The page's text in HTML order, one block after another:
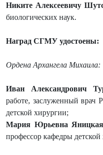
Никите Алексеевичу
биологических наук.
Наград СГМУ удостоены:
Ордена Архангела Михаила:
Иван Александрович
работе, заслуженный
детской хирургии;
Мария Юрьевна Яницкая
профессор кафедры детской